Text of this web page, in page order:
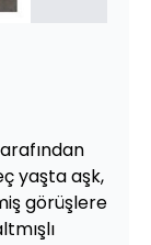
yaşta aşk,
görüşlere